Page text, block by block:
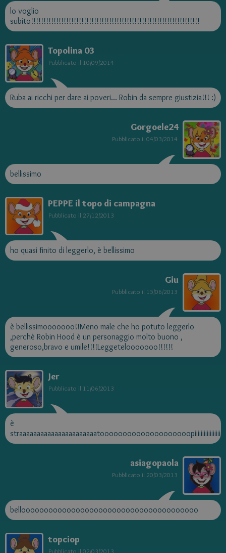
lo voglio
subito!!!!!!!!!!!!!!!!!!!!!!!!!!!!!!!!!!!!!!!!!!!!!!!!!!!!!!!!!!!!!!!!!!!
Topolina 03
Pubblicato il 10/09/2014
Ruba ai ricchi per dare ai poveri... Robin da sempre giustizia!!! :)
Gorgoele24
Pubblicato il 04/03/2014
bellissimo
PEPPE il topo di campagna
Pubblicato il 27/12/2013
ho quasi finito di leggerlo, è bellissimo
Giu
Pubblicato il 15/06/2013
è bellissimooooooo!!Meno male che ho potuto leggerlo
,perchè Robin Hood è un personaggio molto buono ,
generoso,bravo e umile!!!!Leggetelooooooo!!!!!!
Jer
Pubblicato il 11/06/2013
è
asiagopaola
Pubblicato il 20/03/2013
bellooooooooooooooooooooooooooooooooooooooo
topciop
Pubblicato il 02/03/2013